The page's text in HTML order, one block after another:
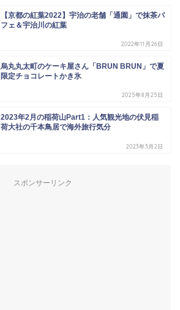
【京都の紅葉2022】宇治の老舗「通園」で抹茶パ
フェ＆宇治川の紅葉
2022年11月26日
烏丸丸太町のケーキ屋さん「BRUN BRUN」で夏
限定チョコレートかき氷
2025年8月25日
2023年2月の稲荷山Part1：人気観光地の伏見稲
荷大社の千本鳥居で海外旅行気分
2023年3月2日
スポンサーリンク